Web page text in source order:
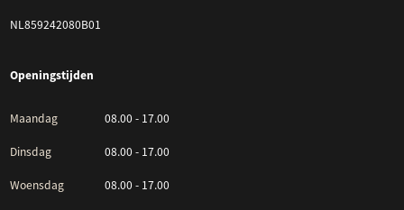
NL859242080B01
Openingstijden
Maandag 08.00 - 17.00
Dinsdag 08.00 - 17.00
Woensdag 08.00 - 17.00